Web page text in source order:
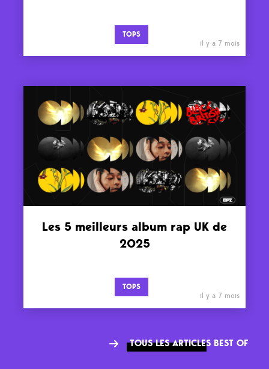
TOPS
il y a 7 mois
Les 5 meilleurs album rap UK de
2025
TOPS
il y a 7 mois
TOUS LES ARTICLES BEST OF